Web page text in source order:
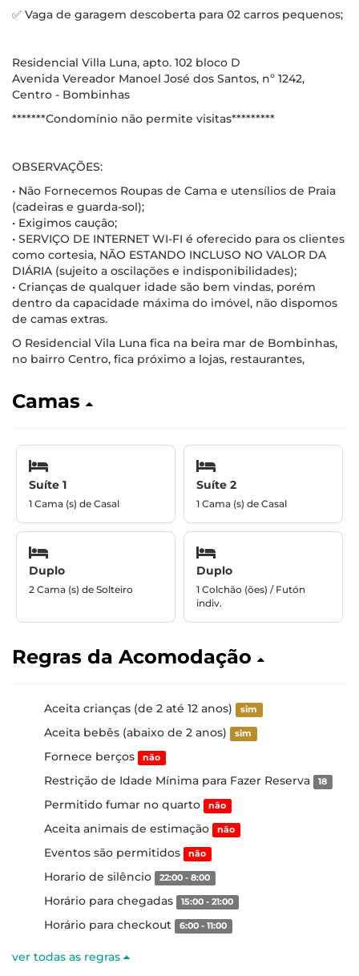
✅ Vaga de garagem descoberta para 02 carros pequenos;
Residencial Villa Luna, apto. 102 bloco D
Avenida Vereador Manoel José dos Santos, nº 1242,
Centro - Bombinhas
*******Condomínio não permite visitas*********
OBSERVAÇÕES:
• Não Fornecemos Roupas de Cama e utensílios de Praia
(cadeiras e guarda-sol);
• Exigimos caução;
• SERVIÇO DE INTERNET WI-FI é oferecido para os clientes
como cortesia, NÃO ESTANDO INCLUSO NO VALOR DA
DIÁRIA (sujeito a oscilações e indisponibilidades);
• Crianças de qualquer idade são bem vindas, porém
dentro da capacidade máxima do imóvel, não dispomos
de camas extras.
O Residencial Vila Luna fica na beira mar de Bombinhas,
no bairro Centro, fica próximo a lojas, restaurantes,
Camas
Suíte 1
1 Cama (s) de Casal
Suíte 2
1 Cama (s) de Casal
Duplo
2 Cama (s) de Solteiro
Duplo
1 Colchão (ões) / Futón
indiv.
Regras da Acomodação
Aceita crianças (de 2 até 12 anos) sim
Aceita bebês (abaixo de 2 anos) sim
Fornece berços não
Restrição de Idade Mínima para Fazer Reserva 18
Permitido fumar no quarto não
Aceita animais de estimação não
Eventos são permitidos não
Horario de silêncio 22:00 - 8:00
Horário para chegadas 15:00 - 21:00
Horário para checkout 6:00 - 11:00
ver todas as regras